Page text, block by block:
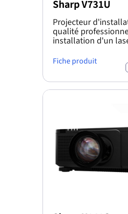
Sharp V731U
Projecteur
qualité
installation d'un
Fiche produit